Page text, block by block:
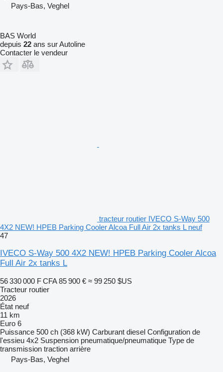
Pays-Bas, Veghel
BAS World
depuis 22 ans sur Autoline
Contacter le vendeur
tracteur routier IVECO S-Way 500
4X2 NEW! HPEB Parking Cooler Alcoa Full Air 2x tanks L neuf
47
IVECO S-Way 500 4X2 NEW! HPEB Parking Cooler Alcoa
Full Air 2x tanks L
56 330 000 F CFA 85 900 € ≈ 99 250 $US
Tracteur routier
2026
État neuf
11 km
Euro 6
Puissance 500 ch (368 kW) Carburant diesel Configuration de
l'essieu 4x2 Suspension pneumatique/pneumatique Type de
transmission traction arrière
Pays-Bas, Veghel